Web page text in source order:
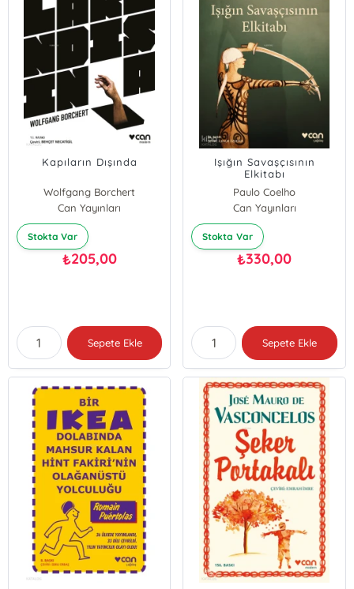
Kapıların Dışında
Wolfgang Borchert
Can Yayınları
Stokta Var
₺205,00
Sepete Ekle
Işığın Savaşçısının
Elkitabı
Paulo Coelho
Can Yayınları
Stokta Var
₺330,00
Sepete Ekle